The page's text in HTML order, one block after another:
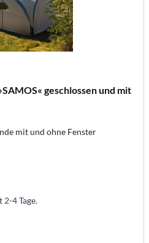
geschlossen und mit
mit und ohne Fenster
4 Tage.